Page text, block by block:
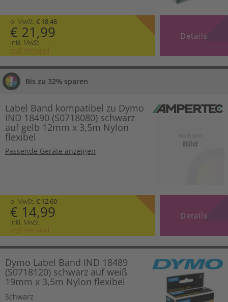
o. MwSt. € 18,48
€ 21,99
inkl. MwSt.
zzgl. Versand
Details
Bis zu 32% sparen
Label Band kompatibel zu Dymo
IND 18490 (S0718080) schwarz
auf gelb 12mm x 3,5m Nylon
flexibel
Passende Geräte anzeigen
o. MwSt. € 12,60
€ 14,99
inkl. MwSt.
zzgl. Versand
Details
Dymo Label Band IND 18489
(S0718120) schwarz auf weiß
19mm x 3,5m Nylon flexibel
Schwarz